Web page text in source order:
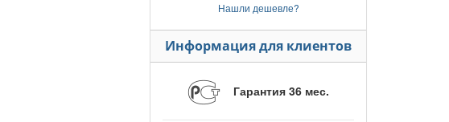
Нашли дешевле?
Информация для клиентов
Гарантия 36 мес.